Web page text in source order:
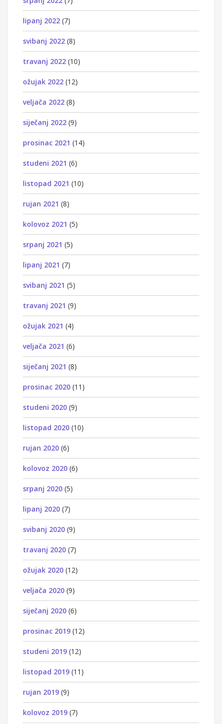
lipanj 2022 (7)
svibanj 2022 (8)
travanj 2022 (10)
ožujak 2022 (12)
veljača 2022 (8)
siječanj 2022 (9)
prosinac 2021 (14)
studeni 2021 (6)
listopad 2021 (10)
rujan 2021 (8)
kolovoz 2021 (5)
srpanj 2021 (5)
lipanj 2021 (7)
svibanj 2021 (5)
travanj 2021 (9)
ožujak 2021 (4)
veljača 2021 (6)
siječanj 2021 (8)
prosinac 2020 (11)
studeni 2020 (9)
listopad 2020 (10)
rujan 2020 (6)
kolovoz 2020 (6)
srpanj 2020 (5)
lipanj 2020 (7)
svibanj 2020 (9)
travanj 2020 (7)
ožujak 2020 (12)
veljača 2020 (9)
siječanj 2020 (6)
prosinac 2019 (12)
studeni 2019 (12)
listopad 2019 (11)
rujan 2019 (9)
kolovoz 2019 (7)